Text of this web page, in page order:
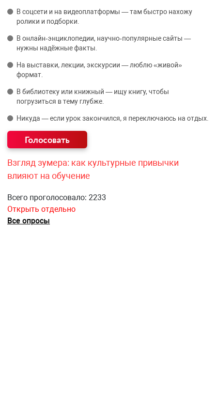
В соцсети и на видеоплатформы — там быстро нахожу
ролики и подборки.
В онлайн‑энциклопедии, научно‑популярные сайты —
нужны надёжные факты.
На выставки, лекции, экскурсии — люблю «живой»
формат.
В библиотеку или книжный — ищу книгу, чтобы
погрузиться в тему глубже.
Никуда — если урок закончился, я переключаюсь на отдых.
Взгляд зумера: как культурные привычки
влияют на обучение
Всего проголосовало: 2233
Открыть отдельно
Все опросы